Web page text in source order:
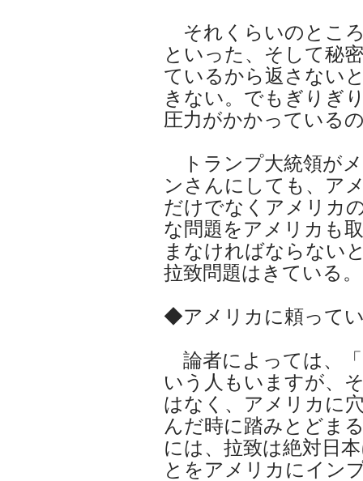
それくらいのとこ
といった、そして秘
ているから返さない
きない。でもぎりぎ
圧力がかかっている
トランプ大統領が
ンさんにしても、ア
だけでなくアメリカ
な問題をアメリカも
まなければならない
拉致問題はきている。
◆アメリカに頼って
論者によっては、
いう人もいますが、
はなく、アメリカに
んだ時に踏みとどま
には、拉致は絶対日
とをアメリカにイン